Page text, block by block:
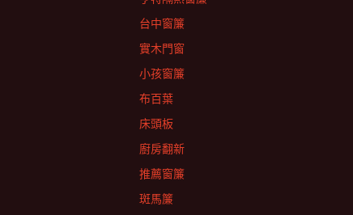
台中窗簾
實木門窗
小孩窗簾
布百葉
床頭板
廚房翻新
推薦窗簾
斑馬簾